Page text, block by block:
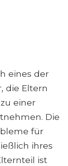
eines der
die Eltern
einer
Die
für
ihres
ist